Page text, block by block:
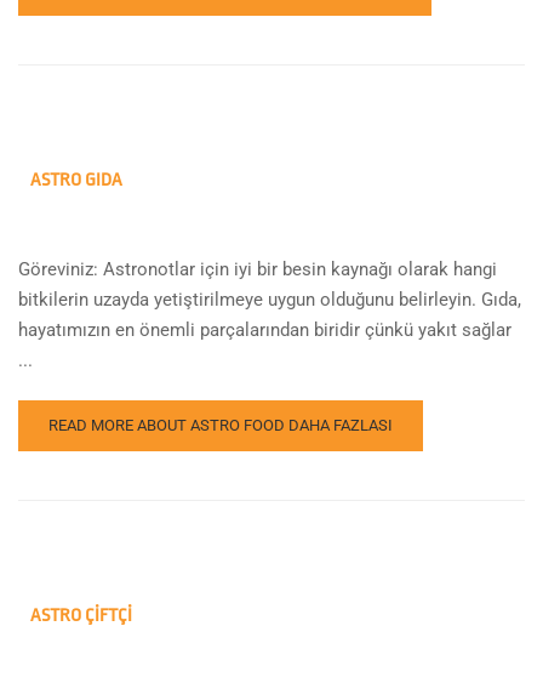
ASTRO GIDA
Göreviniz: Astronotlar için iyi bir besin kaynağı olarak hangi
bitkilerin uzayda yetiştirilmeye uygun olduğunu belirleyin. Gıda,
hayatımızın en önemli parçalarından biridir çünkü yakıt sağlar
...
READ MORE ABOUT ASTRO FOOD DAHA FAZLASI
ASTRO ÇIFTÇI